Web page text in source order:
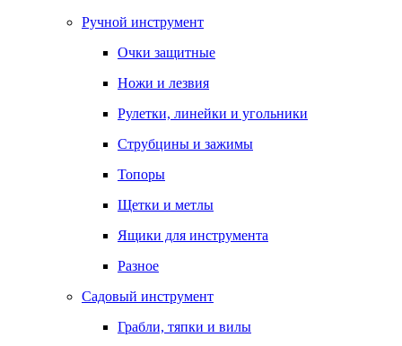
Ручной инструмент
Очки защитные
Ножи и лезвия
Рулетки, линейки и угольники
Струбцины и зажимы
Топоры
Щетки и метлы
Ящики для инструмента
Разное
Садовый инструмент
Грабли, тяпки и вилы